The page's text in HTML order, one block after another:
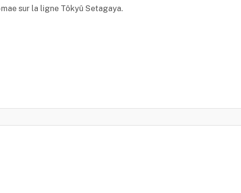
sur la ligne Tôkyû Setagaya.